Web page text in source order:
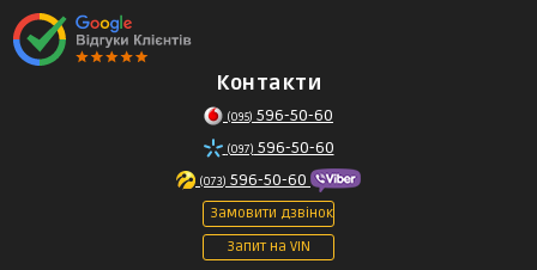
Контакти
(095) 596-50-60
(097) 596-50-60
(073) 596-50-60
Замовити дзвінок
Запит на VIN